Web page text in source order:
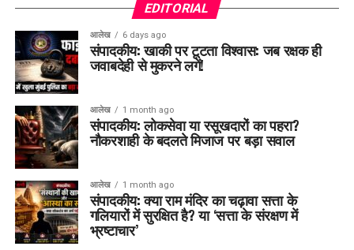
EDITORIAL
आलेख 6 days ago
संपादकीय: खाकी पर टूटता विश्वास: जब रक्षक ही
जवाबदेही से मुकरने लगें!
आलेख 1 month ago
संपादकीय: लोकसेवा या रसूखदारों का पहरा?
नौकरशाही के बदलते मिजाज पर बड़ा सवाल
आलेख 1 month ago
संपादकीय: क्या राम मंदिर का चढ़ावा सत्ता के
गलियारों में सुरक्षित है? या ‘सत्ता के संरक्षण में
भ्रष्टाचार’